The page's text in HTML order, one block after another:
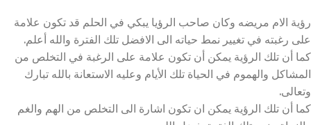
رؤية الام مريضه وكان صاحب الرؤيا يبكي في الحلم قد تكون علامة
على رغبته في تغيير نمط حياته الى الافضل تلك الفترة والله أعلم.
كما أن تلك الرؤية يمكن أن تكون علامة على الرغبة في التخلص من
المشاكل والهموم في الحياة تلك الأيام وعليه الاستعانة بالله تبارك
وتعالى.
كما أن تلك الرؤية يمكن ان تكون اشارة الى التخلص من الهم والغم